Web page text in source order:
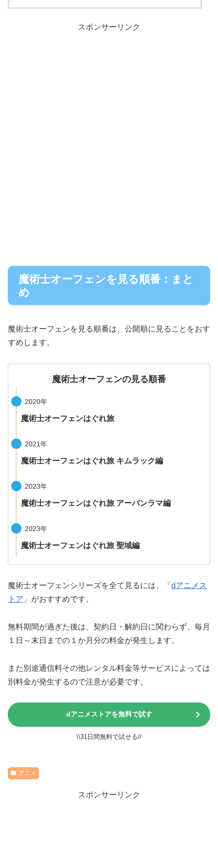
スポンサーリンク
魔術士オーフェンを見る順番：まと
め
魔術士オーフェンを見る順番は、公開順に見ることをおす
すめします。
魔術士オーフェンの見る順番
2020年
魔術士オーフェンはぐれ旅
2021年
魔術士オーフェンはぐれ旅 キムラック編
2023年
魔術士オーフェンはぐれ旅 アーバンラマ編
2023年
魔術士オーフェンはぐれ旅 聖域編
魔術士オーフェンシリーズを全て見るには、「 dアニメス
トア 」がおすすめです。
無料期間が過ぎた後は、契約日・解約日に関わらず、毎月
１日～末日までの１か月分の料金が発生します。
また別途通信料その他レンタル料金等サービスによっては
別料金が発生するので注意が必要です。
dアニメストアを無料で試す
\\31日間無料で試せる//
アニメ
スポンサーリンク